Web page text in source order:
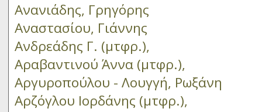
Ανανιάδης, Γρηγόρης
Αναστασίου, Γιάννης
Ανδρεάδης Γ. (μτφρ.),
Αραβαντινού Άννα (μτφρ.),
Αργυροπούλου - Λουγγή, Ρωξάνη
Αρζόγλου Ιορδάνης (μτφρ.),